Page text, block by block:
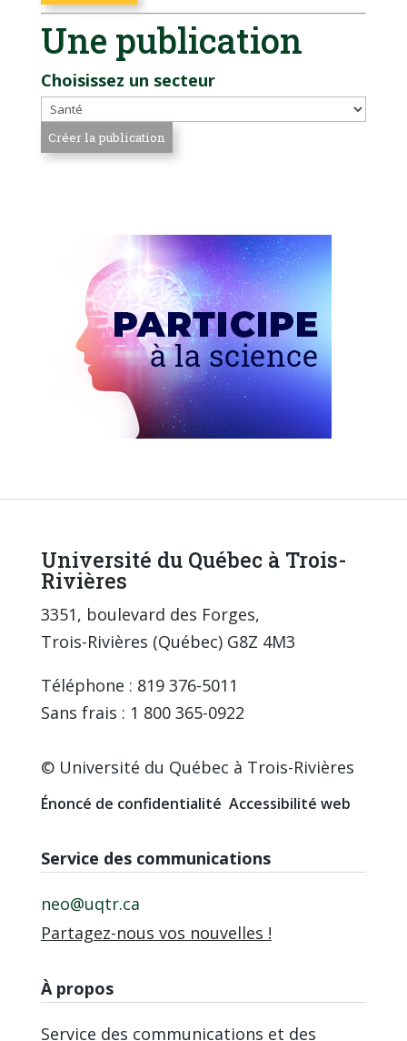
Une publication
Choisissez un secteur
Université du Québec à Trois-
Rivières
3351, boulevard des Forges,
Trois-Rivières (Québec) G8Z 4M3
Téléphone : 819 376-5011
Sans frais : 1 800 365-0922
© Université du Québec à Trois-Rivières
Énoncé de confidentialité Accessibilité web
Service des communications
neo@uqtr.ca
Partagez-nous vos nouvelles !
À propos
Service des communications et des